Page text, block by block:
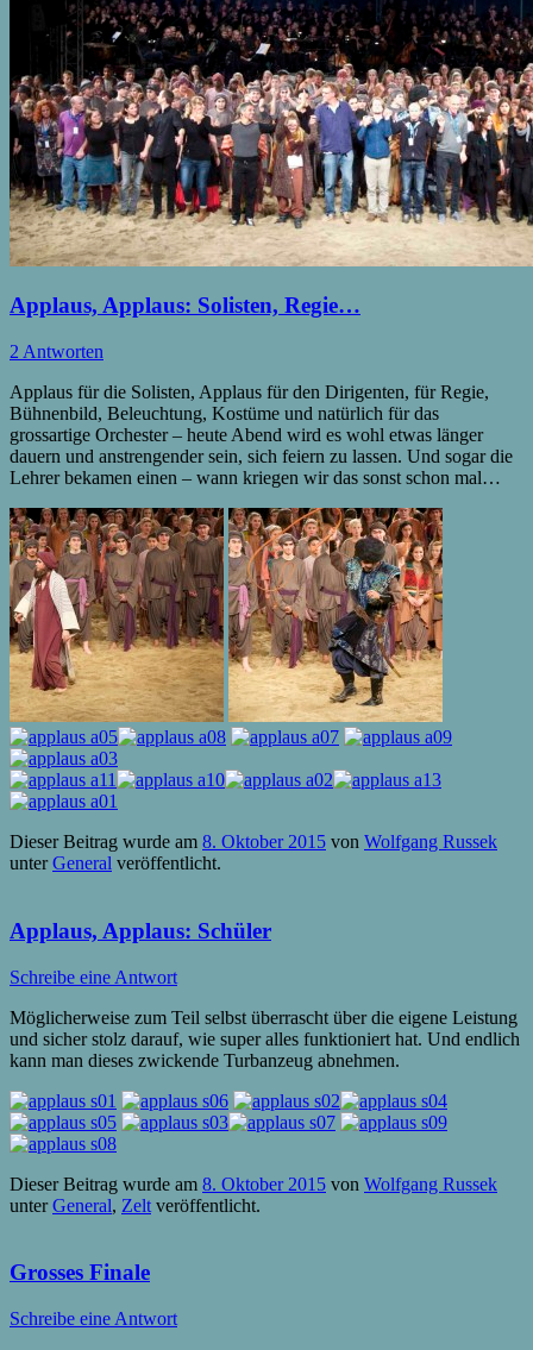
Applaus, Applaus: Solisten, Regie…
2 Antworten
Applaus für die Solisten, Applaus für den Dirigenten, für Regie,
Bühnenbild, Beleuchtung, Kostüme und natürlich für das
grossartige Orchester – heute Abend wird es wohl etwas länger
dauern und anstrengender sein, sich feiern zu lassen. Und sogar die
Lehrer bekamen einen – wann kriegen wir das sonst schon mal…
Dieser Beitrag wurde am 8. Oktober 2015 von Wolfgang Russek
unterGeneral veröffentlicht.
Applaus, Applaus: Schüler
Schreibe eine Antwort
Möglicherweise zum Teil selbst überrascht über die eigene Leistung
und sicher stolz darauf, wie super alles funktioniert hat. Und endlich
kann man dieses zwickende Turbanzeug abnehmen.
Dieser Beitrag wurde am 8. Oktober 2015 von Wolfgang Russek
unterGeneral, Zelt veröffentlicht.
Grosses Finale
Schreibe eine Antwort